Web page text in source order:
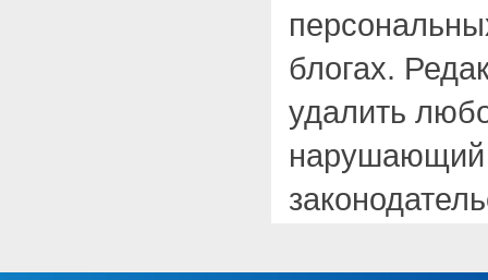
блогах.
удалить
нарушающий